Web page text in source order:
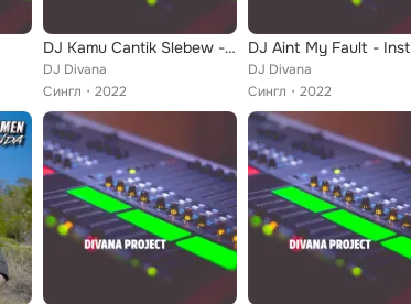
DJ Kamu Cantik Slebew - Inst
DJ Divana
Сингл
2022
DJ Aint My Fault - Inst
DJ Divana
Сингл
2022